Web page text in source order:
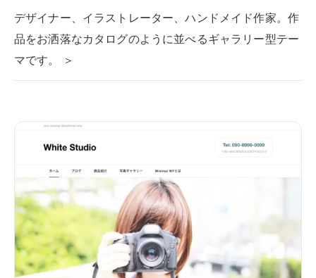
デザイナー、イラストレーター、ハンドメイド作家。作
品をお洒落なカタログのように並べるギャラリー型テー
マです。 ＞